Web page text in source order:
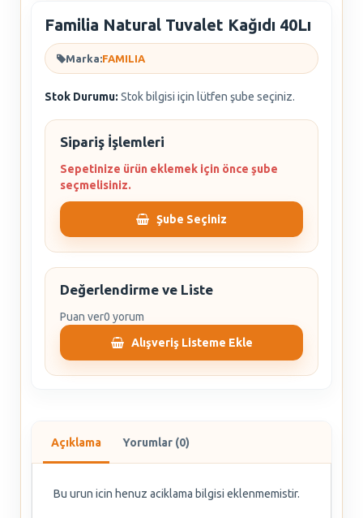
Familia Natural Tuvalet Kağıdı 40Lı
Marka:FAMILIA
Stok Durumu: Stok bilgisi için lütfen şube seçiniz.
Sipariş İşlemleri
Sepetinize ürün eklemek için önce şube
seçmelisiniz.
Şube Seçiniz
Değerlendirme ve Liste
Puan ver0 yorum
Alışveriş Listeme Ekle
Açıklama Yorumlar (0)
Bu urun icin henuz aciklama bilgisi eklenmemistir.